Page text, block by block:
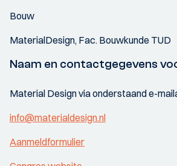
Bouw
MaterialDesign, Fac. Bouwkunde TUD
Naam en contactgegevens
Material Design via onderstaand e-
info@materialdesign.nl
Aanmeldformulier